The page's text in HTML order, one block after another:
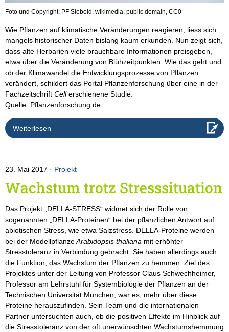
Foto und Copyright: PF Siebold, wikimedia, public domain, CC0
Wie Pflanzen auf klimatische Veränderungen reagieren, liess sich
mangels historischer Daten bislang kaum erkunden. Nun zeigt sich,
dass alte Herbarien viele brauchbare Informationen preisgeben,
etwa über die Veränderung von Blühzeitpunkten. Wie das geht und
ob der Klimawandel die Entwicklungsprozesse von Pflanzen
verändert, schildert das Portal Pflanzenforschung über eine in der
Fachzeitschrift Cellerschienene Studie.
Quelle: Pflanzenforschung.de
Weiterlesen
23. Mai 2017 Projekt
Wachstum trotz Stresssituation
Das Projekt „DELLA-STRESS“ widmet sich der Rolle von
sogenannten „DELLA-Proteinen“ bei der pflanzlichen Antwort auf
abiotischen Stress, wie etwa Salzstress. DELLA-Proteine werden
bei der ModellpflanzeArabidopsis thaliana mit erhöhter
Stresstoleranz in Verbindung gebracht. Sie haben allerdings auch
die Funktion, das Wachstum der Pflanzen zu hemmen. Ziel des
Projektes unter der Leitung von Professor Claus Schwechheimer,
Professor am Lehrstuhl für Systembiologie der Pflanzen an der
Technischen Universität München, war es, mehr über diese
Proteine herauszufinden. Sein Team und die internationalen
Partner untersuchten auch, ob die positiven Effekte im Hinblick auf
die Stresstoleranz von der oft unerwünschten Wachstumshemmung